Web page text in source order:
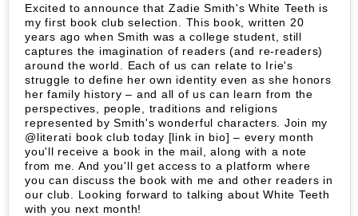
Excited to announce that Zadie Smith's White Teeth is
my first book club selection. This book, written 20
years ago when Smith was a college student, still
captures the imagination of readers (and re-readers)
around the world. Each of us can relate to Irie's
struggle to define her own identity even as she honors
her family history – and all of us can learn from the
perspectives, people, traditions and religions
represented by Smith's wonderful characters. Join my
@literati book club today [link in bio] – every month
you'll receive a book in the mail, along with a note
from me. And you'll get access to a platform where
you can discuss the book with me and other readers in
our club. Looking forward to talking about White Teeth
with you next month!